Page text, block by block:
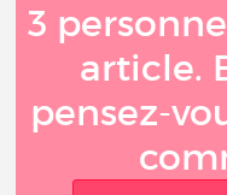
3
article.
pensez-